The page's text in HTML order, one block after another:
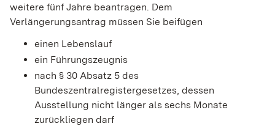
weitere fünf Jahre beantragen. Dem
Verlängerungsantrag müssen Sie beifügen
einen Lebenslauf
ein Führungszeugnis
nach § 30 Absatz 5 des
Bundeszentralregistergesetzes, dessen
Ausstellung nicht länger als sechs Monate
zurückliegen darf